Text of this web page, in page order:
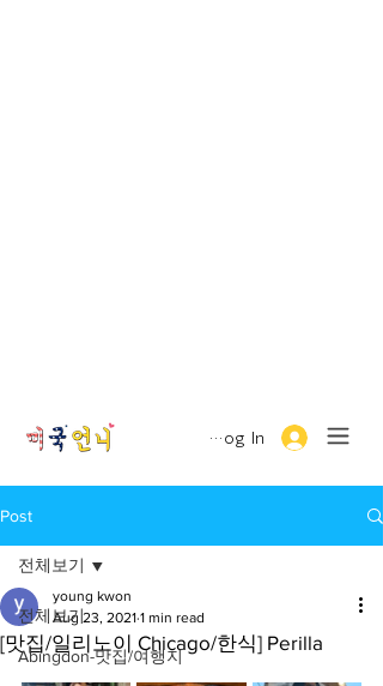
Log In
Post
전체보기
Abingdon-맛집/여행지
전체보기
[맛집/일리노이 Chicago/한식] Perilla
young kwon
Aug 23, 2021 1 min read